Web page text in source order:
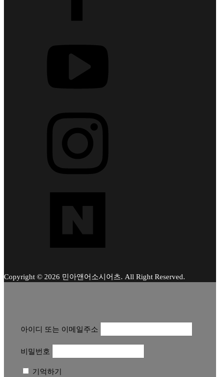
Copyright © 2026 민아앤어소시어츠. All Right Reserved.
아이디 또는 이메일주소
비밀번호
기억하기